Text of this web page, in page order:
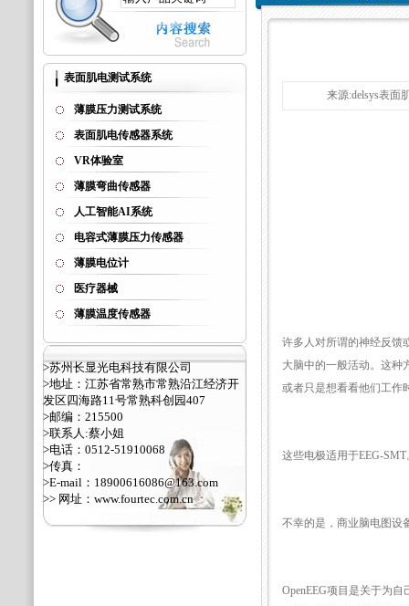
表面肌电测试系统
薄膜压力测试系统
表面肌电传感器系统
VR体验室
薄膜弯曲传感器
人工智能AI系统
电容式薄膜压力传感器
薄膜电位计
医疗器械
薄膜温度传感器
>苏州长显光电科技有限公司
>地址：江苏省常熟市常熟沿江经济开
发区四海路11号常熟科创园407
>邮编：215500
>联系人:蔡小姐
>电话：0512-51910068
>传真：
>E-mail：18900616086@163.com
>> 网址： www.fourtec.com.cn
来源:delsys表面
许多人对所谓的神经反馈
大脑中的一般活动。这种
或者只是想看看他们工作
这些电极适用于EEG-
不幸的是，商业脑电图设
OpenEEG项目是关于为